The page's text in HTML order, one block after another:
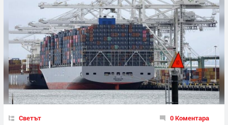
Светът 0 Коментара